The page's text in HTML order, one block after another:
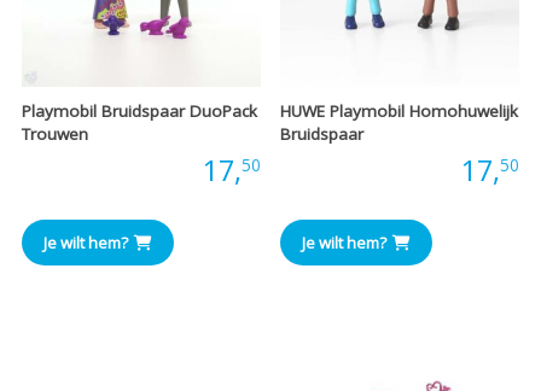
Playmobil Bruidspaar DuoPack
Trouwen
17,50
Je wilt hem?
HUWE Playmobil Homohuwelijk
Bruidspaar
17,50
Je wilt hem?